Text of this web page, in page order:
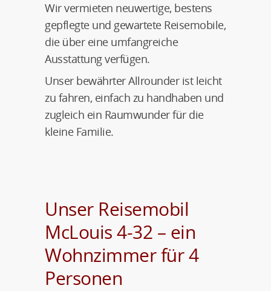
Wir vermieten neuwertige, bestens
gepflegte und gewartete Reisemobile,
die über eine umfangreiche
Ausstattung verfügen.
Unser bewährter Allrounder ist leicht
zu fahren, einfach zu handhaben und
zugleich ein Raumwunder für die
kleine Familie.
Unser Reisemobil
McLouis 4-32 – ein
Wohnzimmer für 4
Personen